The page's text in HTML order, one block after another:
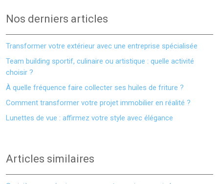
Nos derniers articles
Transformer votre extérieur avec une entreprise spécialisée
Team building sportif, culinaire ou artistique : quelle activité
choisir ?
À quelle fréquence faire collecter ses huiles de friture ?
Comment transformer votre projet immobilier en réalité ?
Lunettes de vue : affirmez votre style avec élégance
Articles similaires